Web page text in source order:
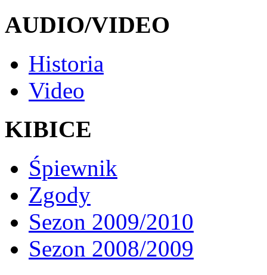
AUDIO/VIDEO
Historia
Video
KIBICE
Śpiewnik
Zgody
Sezon 2009/2010
Sezon 2008/2009